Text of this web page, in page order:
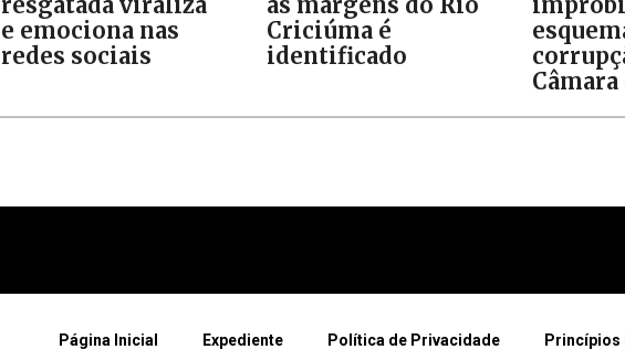
e emociona nas
redes sociais
Criciúma é
identificado
Página Inicial Expediente Política de Privacidade Princípios